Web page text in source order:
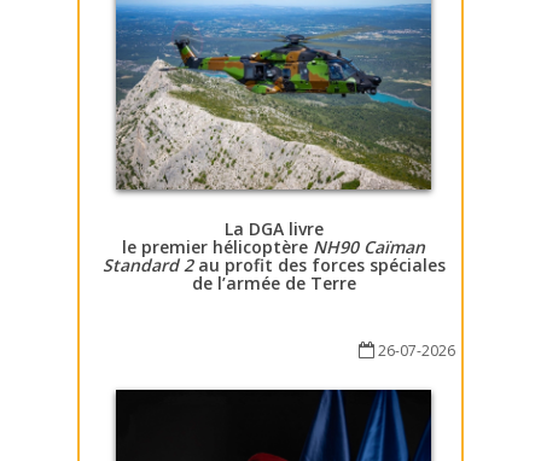
La DGA livre
le premier hélicoptère NH90 Caïman
Standard 2au profit des forces spéciales
de l’armée de Terre
26-07-2026